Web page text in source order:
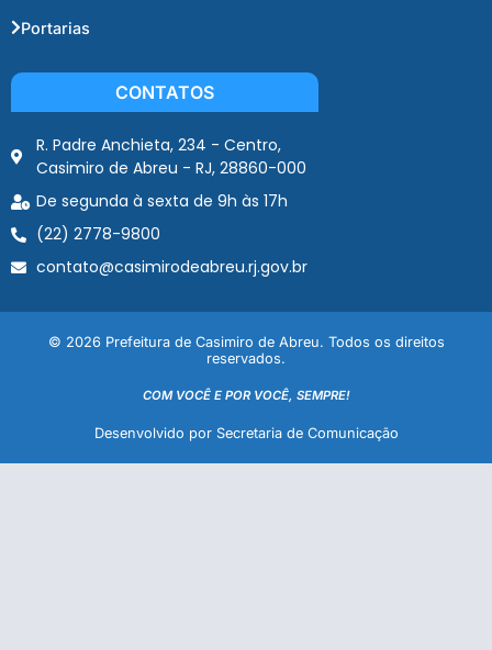
Portarias
CONTATOS
R. Padre Anchieta, 234 - Centro,
Casimiro de Abreu - RJ, 28860-000
De segunda à sexta de 9h às 17h
(22) 2778-9800
contato@casimirodeabreu.rj.gov.br
© 2026 Prefeitura de Casimiro de Abreu. Todos os direitos
reservados.
COM VOCÊ E POR VOCÊ, SEMPRE!
Desenvolvido por Secretaria de Comunicação